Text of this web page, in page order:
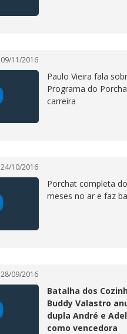
09/11/2016
Paulo Vieira fala
Programa do
carreira
24/10/2016
Porchat completa
meses no ar e faz
28/09/2016
Batalha dos
Buddy Valastro
dupla André e
como vencedora